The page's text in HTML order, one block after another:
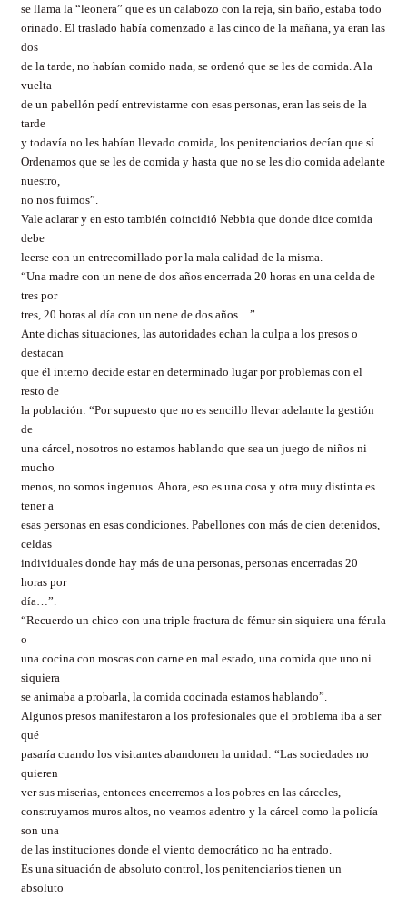
se llama la “leonera” que es un calabozo con la reja, sin baño, estaba todo
orinado. El traslado había comenzado a las cinco de la mañana, ya eran las
dos
de la tarde, no habían comido nada, se ordenó que se les de comida. A la
vuelta
de un pabellón pedí entrevistarme con esas personas, eran las seis de la
tarde
y todavía no les habían llevado comida, los penitenciarios decían que sí.
Ordenamos que se les de comida y hasta que no se les dio comida adelante
nuestro,
no nos fuimos”.
Vale aclarar y en esto también coincidió Nebbia que donde dice comida
debe
leerse con un entrecomillado por la mala calidad de la misma.
“Una madre con un nene de dos años encerrada 20 horas en una celda de
tres por
tres, 20 horas al día con un nene de dos años…”.
Ante dichas situaciones, las autoridades echan la culpa a los presos o
destacan
que él interno decide estar en determinado lugar por problemas con el
resto de
la población: “Por supuesto que no es sencillo llevar adelante la gestión
de
una cárcel, nosotros no estamos hablando que sea un juego de niños ni
mucho
menos, no somos ingenuos. Ahora, eso es una cosa y otra muy distinta es
tener a
esas personas en esas condiciones. Pabellones con más de cien detenidos,
celdas
individuales donde hay más de una personas, personas encerradas 20
horas por
día…”.
“Recuerdo un chico con una triple fractura de fémur sin siquiera una férula
o
una cocina con moscas con carne en mal estado, una comida que uno ni
siquiera
se animaba a probarla, la comida cocinada estamos hablando”.
Algunos presos manifestaron a los profesionales que el problema iba a ser
qué
pasaría cuando los visitantes abandonen la unidad: “Las sociedades no
quieren
ver sus miserias, entonces encerremos a los pobres en las cárceles,
construyamos muros altos, no veamos adentro y la cárcel como la policía
son una
de las instituciones donde el viento democrático no ha entrado.
Es una situación de absoluto control, los penitenciarios tienen un
absoluto